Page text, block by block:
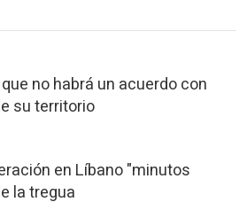
no habrá un acuerdo con
su territorio
en Líbano "minutos
la tregua